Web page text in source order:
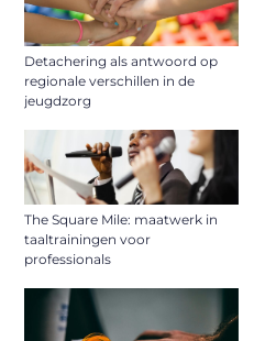
Detachering als antwoord op
regionale verschillen in de
jeugdzorg
The Square Mile: maatwerk in
taaltrainingen voor
professionals